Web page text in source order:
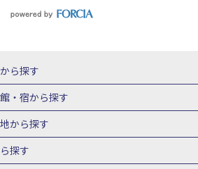
ら探す
青森県
馬県 北陸 富山県 石川県 福井県
畿 滋賀県 京都府 大阪府 兵庫県
島県
・宿から探す
・旅館
・旅館
福島県ホテル・旅館 東
・旅館
茨城県ホテル・旅館 栃木県ホ
から探す
の川温泉(北海道)
探す